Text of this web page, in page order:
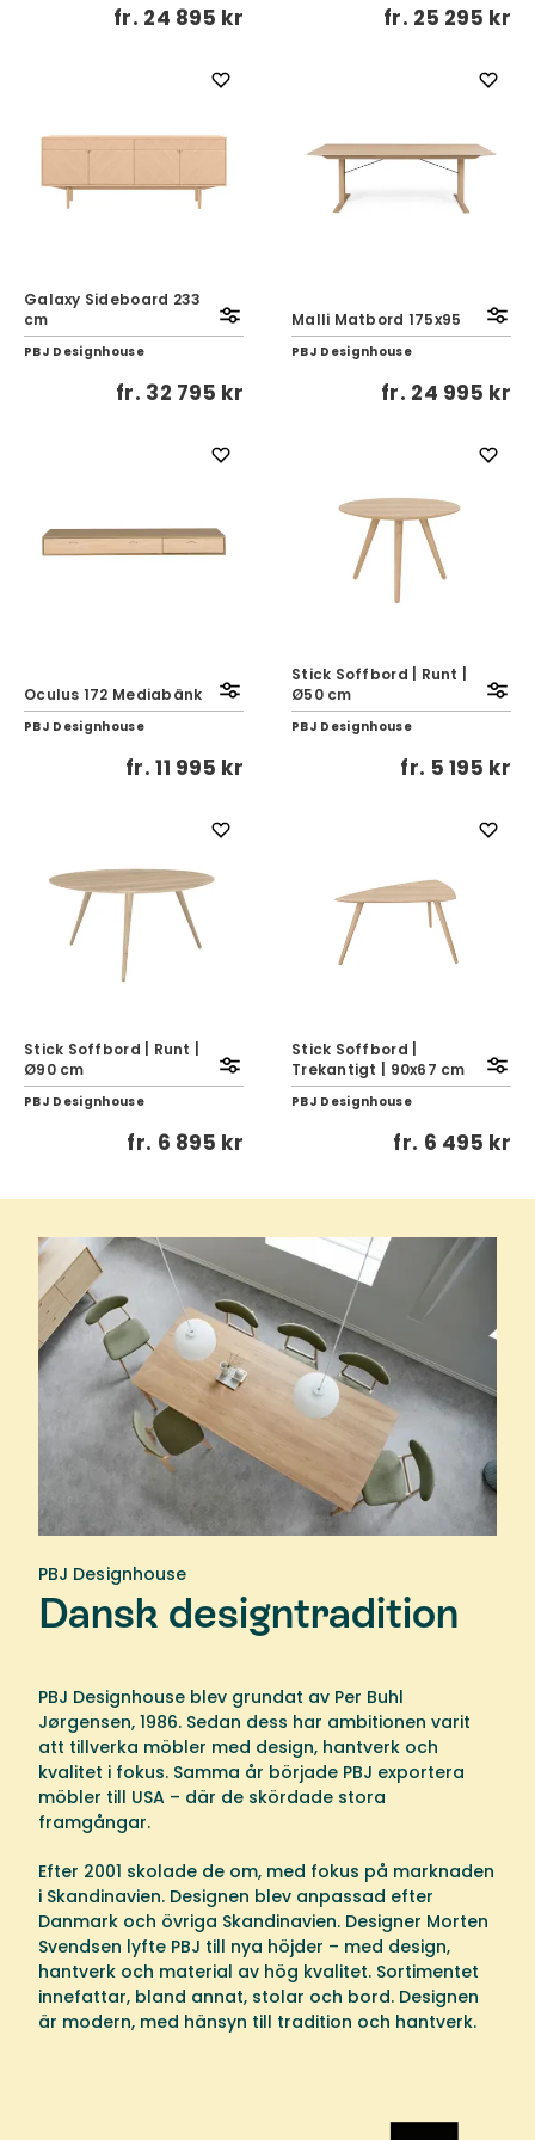
fr. 24 895 kr fr. 25 295 kr
Galaxy Sideboard 233
cm
PBJ Designhouse
fr. 32 795 kr
Malli Matbord 175x95
PBJ Designhouse
fr. 24 995 kr
Oculus 172 Mediabänk
PBJ Designhouse
fr.11 995 kr
Stick Soffbord | Runt |
Ø50 cm
PBJ Designhouse
fr. 5 195 kr
Stick Soffbord | Runt |
Ø90 cm
PBJ Designhouse
fr. 6 895 kr
Stick Soffbord |
Trekantigt | 90x67 cm
PBJ Designhouse
fr. 6 495 kr
PBJ Designhouse
Dansk designtradition
PBJ Designhouse blev grundat av Per Buhl
Jørgensen, 1986. Sedan dess har ambitionen varit
att tillverka möbler med design, hantverk och
kvalitet i fokus. Samma år började PBJ exportera
möbler till USA – där de skördade stora
framgångar.
Efter 2001 skolade de om, med fokus på marknaden
i Skandinavien. Designen blev anpassad efter
Danmark och övriga Skandinavien. Designer Morten
Svendsen lyfte PBJ till nya höjder – med design,
hantverk och material av hög kvalitet. Sortimentet
innefattar, bland annat, stolar och bord. Designen
är modern, med hänsyn till tradition och hantverk.